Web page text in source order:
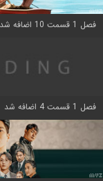
فصل 1 قسمت 10 اضافه شد
فصل 1 قسمت 4 اضافه شد